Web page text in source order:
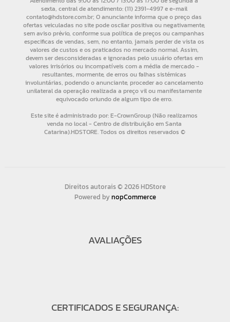
Direitos autorais © 2026 HDStore
Powered bynopCommerce
AVALIAÇÕES
CERTIFICADOS E SEGURANÇA: